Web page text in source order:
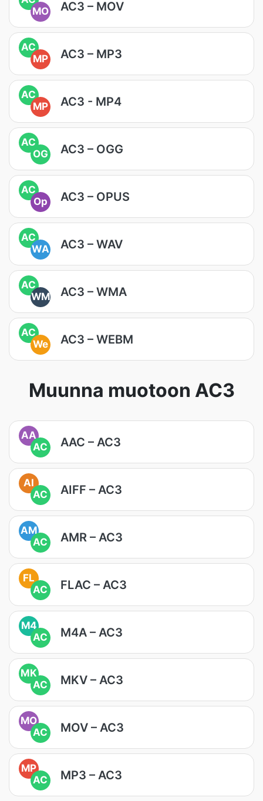
MO
AC3 – MOV
AC
MP
AC3 – MP3
AC
MP
AC3 - MP4
AC
OG
AC3 – OGG
AC
Op
AC3 – OPUS
AC
WA
AC3 – WAV
AC
WM
AC3 – WMA
AC
We
AC3 – WEBM
Muunna muotoon AC3
AA
AC
AAC – AC3
AI
AC
AIFF – AC3
AM
AC
AMR – AC3
FL
AC
FLAC – AC3
M4
AC
M4A – AC3
MK
AC
MKV – AC3
MO
AC
MOV – AC3
MP
AC
MP3 – AC3